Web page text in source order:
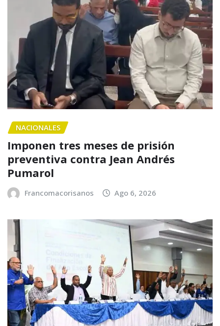
NACIONALES
Imponen tres meses de prisión
preventiva contra Jean Andrés
Pumarol
Francomacorisanos Ago 6, 2026